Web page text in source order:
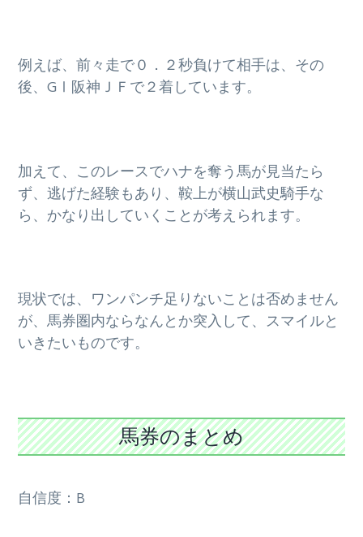
例えば、前々走で０．２秒負けて相手は、その
後、GⅠ阪神ＪＦで２着しています。
加えて、このレースでハナを奪う馬が見当たら
ず、逃げた経験もあり、鞍上が横山武史騎手な
ら、かなり出していくことが考えられます。
現状では、ワンパンチ足りないことは否めません
が、馬券圏内ならなんとか突入して、スマイルと
いきたいものです。
馬券のまとめ
自信度：B